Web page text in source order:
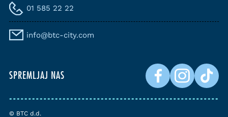
01 585 22 22
info@btc-city.com
SPREMLJAJ NAS
© BTC d.d.